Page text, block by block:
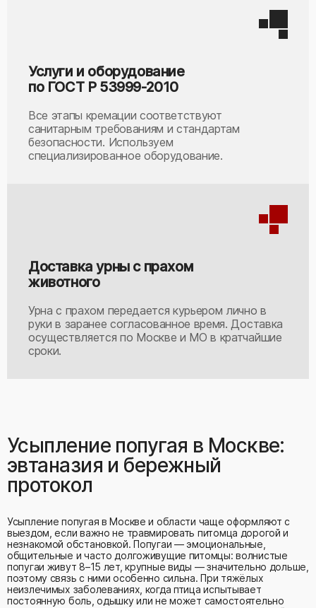
Услуги и оборудование
по ГОСТ Р 53999-2010
Все этапы кремации соответствуют
санитарным требованиям и стандартам
безопасности. Используем
специализированное оборудование.
Доставка урны с прахом
животного
Урна с прахом передается курьером лично в
руки в заранее согласованное время. Доставка
осуществляется по Москве и МО в кратчайшие
сроки.
Усыпление попугая в Москве:
эвтаназия и бережный
протокол
Усыпление попугая в Москве и области чаще оформляют с
выездом, если важно не травмировать питомца дорогой и
незнакомой обстановкой. Попугаи — эмоциональные,
общительные и часто долгоживущие питомцы: волнистые
попугаи живут 8–15 лет, крупные виды — значительно дольше,
поэтому связь с ними особенно сильна. При тяжёлых
неизлечимых заболеваниях, когда птица испытывает
постоянную боль, одышку или не может самостоятельно